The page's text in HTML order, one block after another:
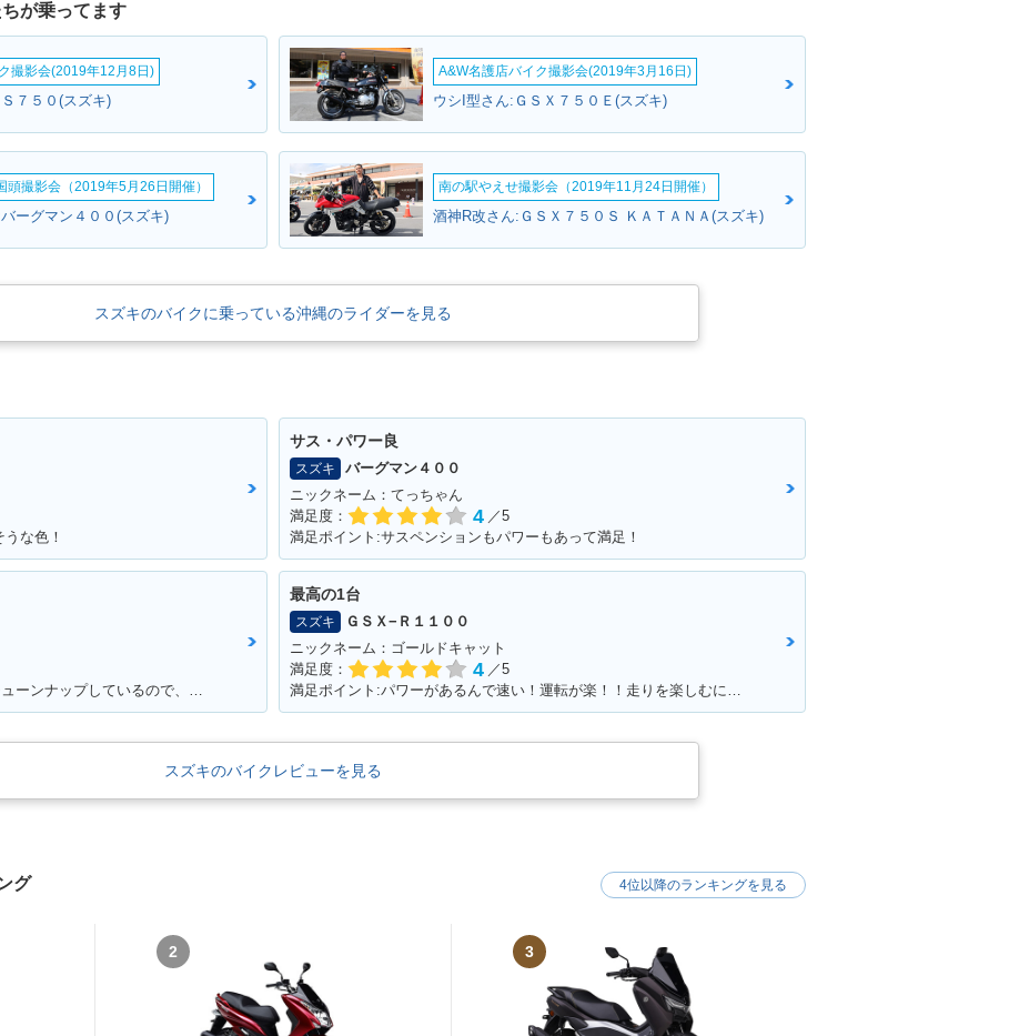
が乗ってます
撮影会(2019年12月8日)
７５０(スズキ)
A&W名護店バイク撮影会(2019年3月16日)
ウシI型さん:ＧＳＸ７５０Ｅ(スズキ)
頭撮影会（2019年5月26日開催）
ーグマン４００(スズキ)
南の駅やえせ撮影会（2019年11月24日開催）
酒神R改さん:ＧＳＸ７５０Ｓ ＫＡＴＡＮＡ(スズキ)
スズキのバイクに乗っている沖縄のライダーを見る
な色！
サス・パワー良
スズキ
バーグマン４００
ニックネーム：てっちゃん
満足度：
4 ／5
満足ポイント:サスペンションもパワーもあって満足！
満足ポイント:キャブレターも自分でチューンナップしているので、これからもっともっとチューンナップしていきたい♪
最高の1台
スズキ
ＧＳＸ−Ｒ１１００
ニックネーム：ゴールドキャット
満足度：
4 ／5
満足ポイント:パワーがあるんで速い！運転が楽！！走りを楽しむにはもってこいの1台！足回りかえるとかなり乗りやすくなります
スズキのバイクレビューを見る
グ
2 3
4位以降のランキングを見る